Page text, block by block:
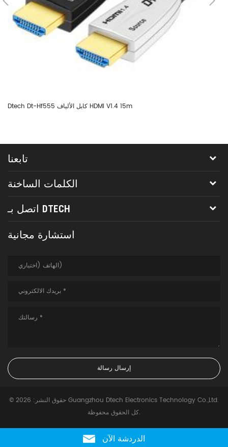
Dtech Dt-Hf555 كابل الألياف HDMI V1.4 15m
تابعنا
الكلمات الساخنة
اتصل بـ DTECH
استشارة مجانية
© حقوق النشر: 2026 Guangzhou Dtech Electronics Technology Co.,Ltd.
كل الحقوق محفوظة.
الدردشة الآن